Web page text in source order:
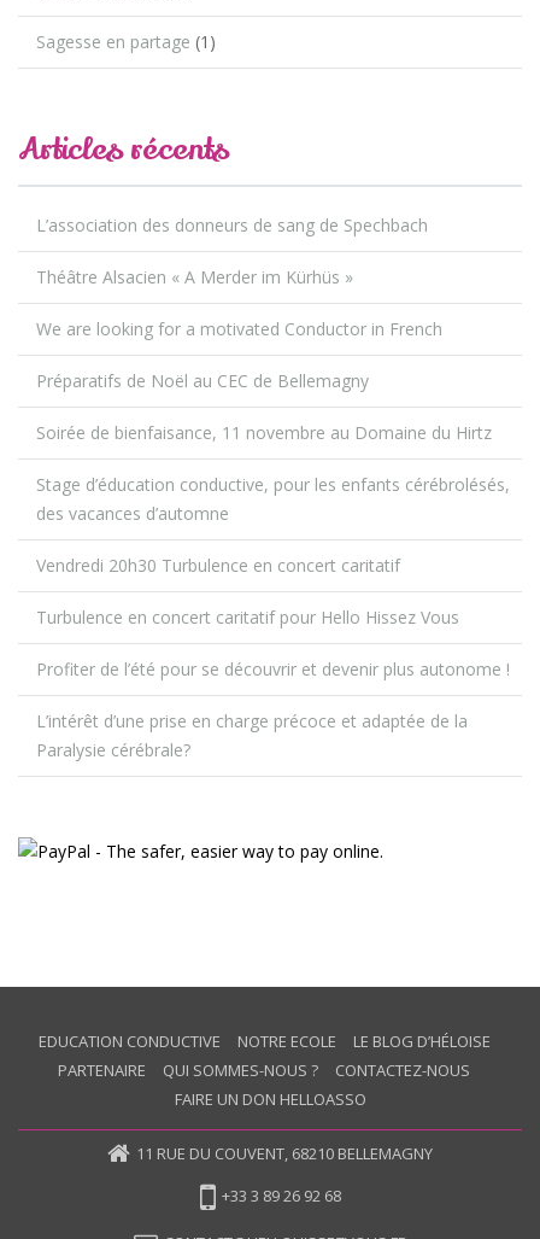
Sagesse en partage (1)
Articles récents
L’association des donneurs de sang de Spechbach
Théâtre Alsacien « A Merder im Kürhüs »
We are looking for a motivated Conductor in French
Préparatifs de Noël au CEC de Bellemagny
Soirée de bienfaisance, 11 novembre au Domaine du Hirtz
Stage d’éducation conductive, pour les enfants cérébrolésés,
des vacances d’automne
Vendredi 20h30 Turbulence en concert caritatif
Turbulence en concert caritatif pour Hello Hissez Vous
Profiter de l’été pour se découvrir et devenir plus autonome !
L’intérêt d’une prise en charge précoce et adaptée de la
Paralysie cérébrale?
EDUCATION CONDUCTIVE NOTRE ECOLE
LE BLOG D’HÉLOISE
PARTENAIRE
QUI SOMMES-NOUS ?
CONTACTEZ-NOUS
FAIRE UN DON HELLOASSO
11 RUE DU COUVENT, 68210 BELLEMAGNY
+33 3 89 26 92 68